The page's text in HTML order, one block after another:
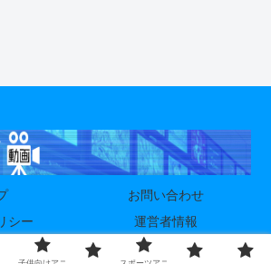
お問い合わせ
シー
運営者情報
2026 毎日サブスク動画.